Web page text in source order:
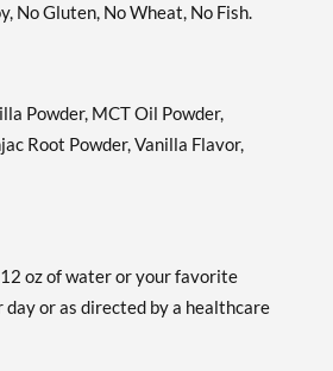
No Gluten, No Wheat, No Fish.
Powder, MCT Oil Powder,
Root Powder, Vanilla Flavor,
oz of water or your favorite
or as directed by a healthcare